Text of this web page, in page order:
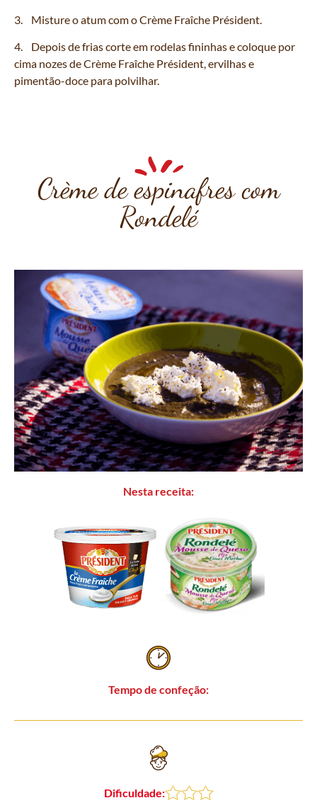
3. Misture o atum com o Crème Fraîche Président.
4. Depois de frias corte em rodelas fininhas e coloque por
cima nozes de Crème Fraîche Président, ervilhas e
pimentão-doce para polvilhar.
Crème de espinafres com
Rondelé
Nesta receita:
Tempo de confeção:
Dificuldade: